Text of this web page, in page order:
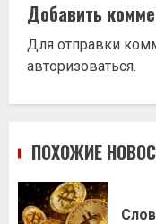
Добавить
Для отправки
авторизоваться.
ПОХОЖИЕ